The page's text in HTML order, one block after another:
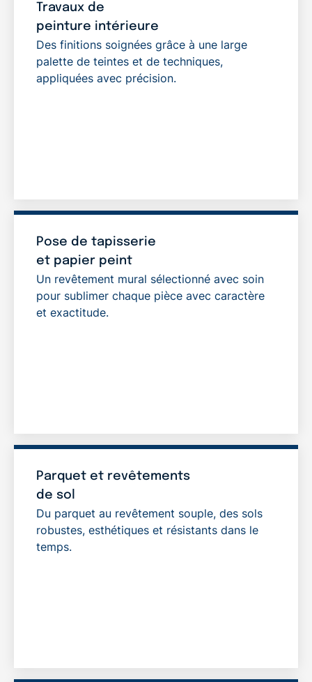
Travaux de
peinture intérieure
Des finitions soignées grâce à une large
palette de teintes et de techniques,
appliquées avec précision.
Pose de tapisserie
et papier peint
Un revêtement mural sélectionné avec soin
pour sublimer chaque pièce avec caractère
et exactitude.
Parquet et revêtements
de sol
Du parquet au revêtement souple, des sols
robustes, esthétiques et résistants dans le
temps.